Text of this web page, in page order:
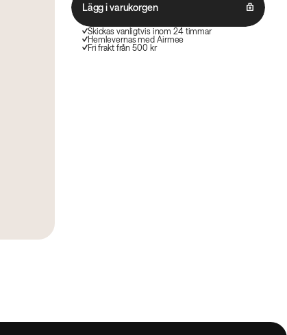
Lägg i varukorgen
Skickas vanligtvis inom 24 timmar
Hemlevernas med Airmee
Fri frakt från 500 kr